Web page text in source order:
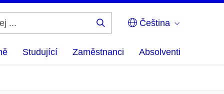
Čeština
Studující Zaměstnanci Absolventi